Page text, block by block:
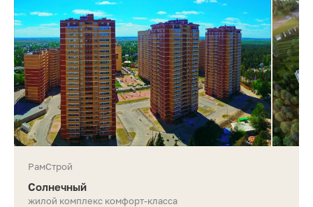
РамСтрой
Солнечный
жилой комплекс комфорт-класса